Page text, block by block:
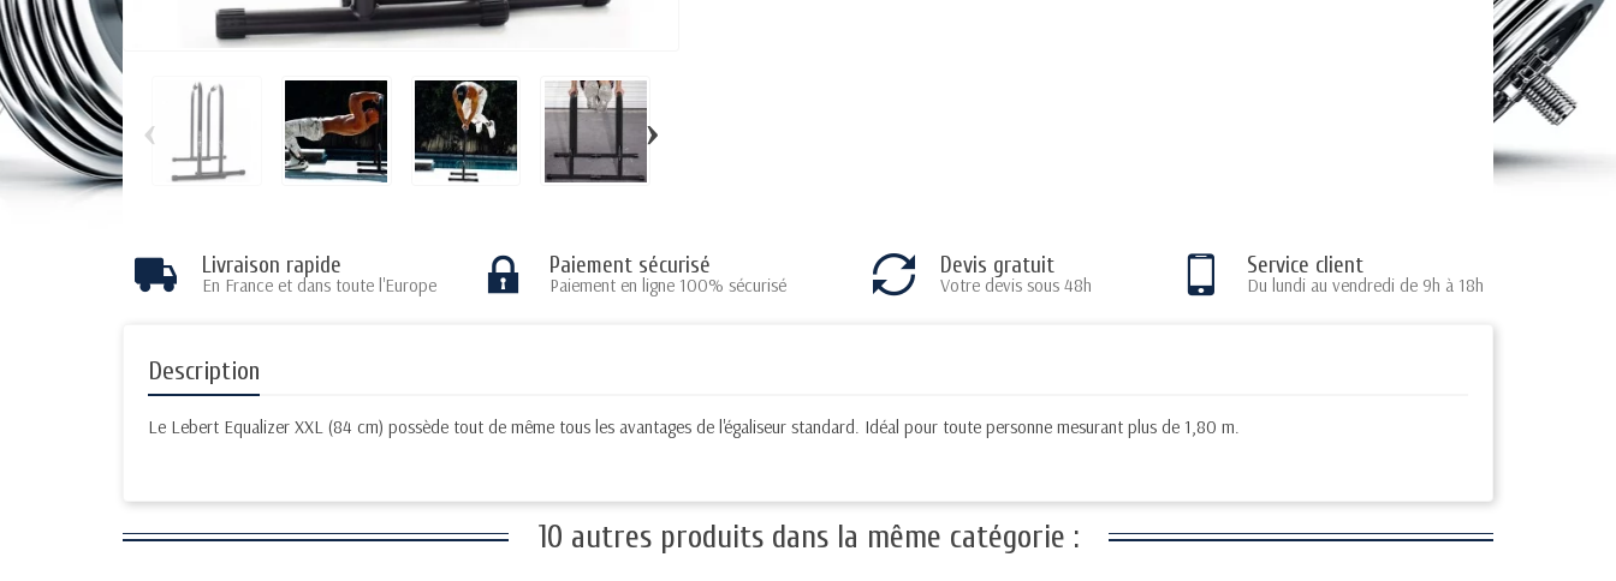
‹ ›
Livraison rapide
En France et dans toute l'Europe
Paiement sécurisé
Paiement en ligne 100% sécurisé
Devis gratuit
Votre devis sous 48h
Service client
Du lundi au vendredi de 9h à 18h
Description
Le Lebert Equalizer XXL (84 cm) possède tout de même tous les avantages de l'égaliseur standard. Idéal pour toute personne mesurant plus de 1,80 m.
10 autres produits dans la même catégorie :